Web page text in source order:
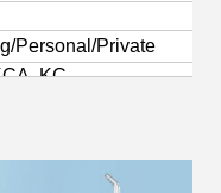
Personal/Private
KC